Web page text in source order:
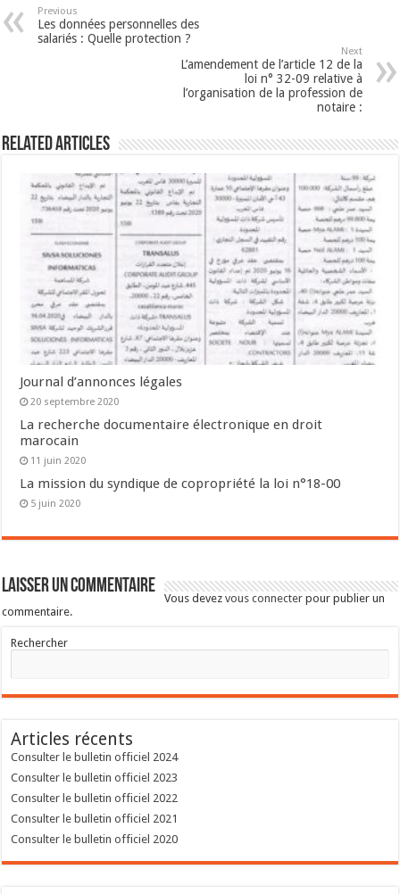
Previous
Les données personnelles des
salariés : Quelle protection ?
Next
L’amendement de l’article 12 de la
loi n° 32-09 relative à
l’organisation de la profession de
notaire :
Related Articles
Journal d’annonces légales
20 septembre 2020
La recherche documentaire électronique en droit
marocain
11 juin 2020
La mission du syndique de copropriété la loi n°18-00
5 juin 2020
Laisser un commentaire
Vous devezvous connecter pour publier un
commentaire.
Rechercher
Articles récents
Consulter le bulletin officiel 2024
Consulter le bulletin officiel 2023
Consulter le bulletin officiel 2022
Consulter le bulletin officiel 2021
Consulter le bulletin officiel 2020